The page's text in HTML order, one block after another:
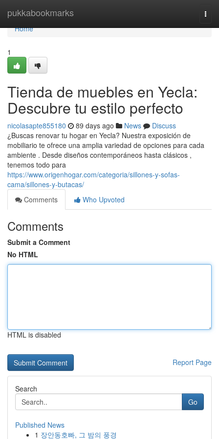
pukkabookmarks
Home
Home
1
Tienda de muebles en Yecla:
Descubre tu estilo perfecto
nicolasapte855180 89 days ago News
Discuss
¿Buscas renovar tu hogar en Yecla? Nuestra exposición de
mobiliario te ofrece una amplia variedad de opciones para cada
ambiente . Desde diseños contemporáneos hasta clásicos ,
tenemos todo para
https://www.origenhogar.com/categoria/sillones-y-sofas-
cama/sillones-y-butacas/
Comments
Who Upvoted
Comments
Submit a Comment
No HTML
HTML is disabled
Report Page
Search
Go
Published News
1 장안동호빠, 그 밤의 풍경